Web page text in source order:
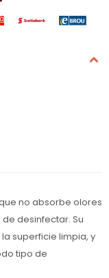
no absorbe olores
desinfectar. Su
superficie limpia, y
tipo de